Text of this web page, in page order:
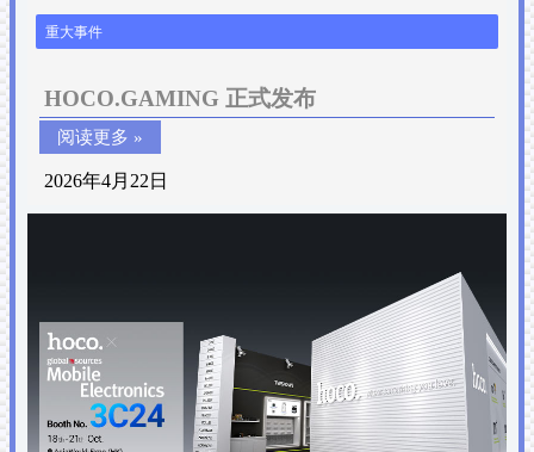
重大事件
HOCO.GAMING 正式发布
阅读更多 »
2026年4月22日